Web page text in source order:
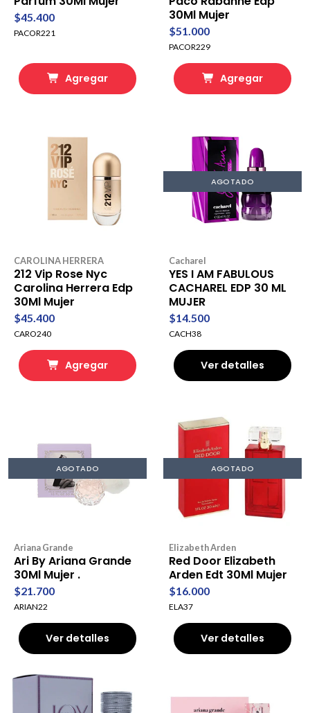
$45.400
PACOR221
Agregar
30Ml Mujer
$51.000
PACOR229
Agregar
CAROLINA HERRERA
212 Vip Rose Nyc
Carolina Herrera Edp
30Ml Mujer
$45.400
CARO240
Agregar
AGOTADO
Cacharel
YES I AM FABULOUS
CACHAREL EDP 30 ML
MUJER
$14.500
CACH38
Ver detalles
AGOTADO
Ariana Grande
Ari By Ariana Grande
30Ml Mujer .
$21.700
ARIAN22
Ver detalles
AGOTADO
Elizabeth Arden
Red Door Elizabeth
Arden Edt 30Ml Mujer
$16.000
ELA37
Ver detalles